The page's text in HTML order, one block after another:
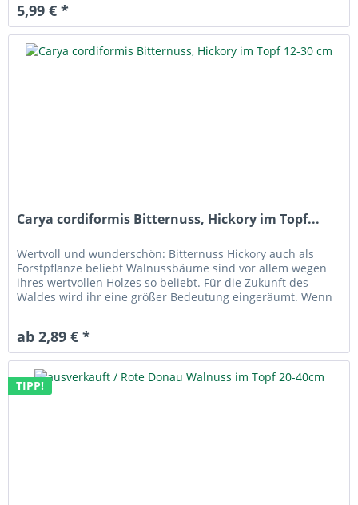
5,99 € *
Carya cordiformis Bitternuss, Hickory im Topf...
Wertvoll und wunderschön: Bitternuss Hickory auch als
Forstpflanze beliebt Walnussbäume sind vor allem wegen
ihres wertvollen Holzes so beliebt. Für die Zukunft des
Waldes wird ihr eine größer Bedeutung eingeräumt. Wenn
ab 2,89 € *
TIPP!